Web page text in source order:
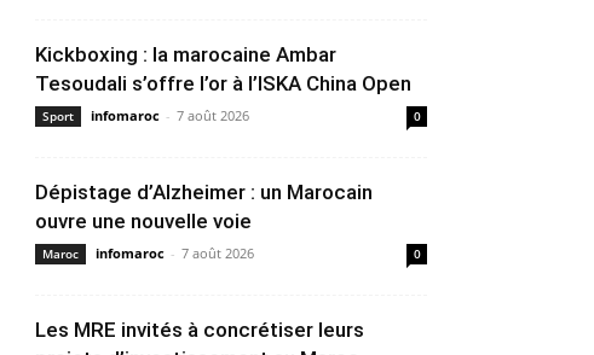
Kickboxing : la marocaine Ambar
Tesoudali s’offre l’or à l’ISKA China Open
Sport infomaroc - 7 août 2026 0
Dépistage d’Alzheimer : un Marocain
ouvre une nouvelle voie
Maroc infomaroc - 7 août 2026 0
Les MRE invités à concrétiser leurs